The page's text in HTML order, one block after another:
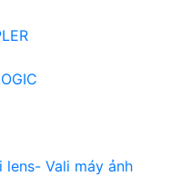
lens- Vali máy ảnh